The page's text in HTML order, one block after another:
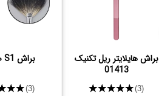
براش هایلایتر ریل تکنیک
01413
★★★★★(3)
براش S1 صاحارا
(3)